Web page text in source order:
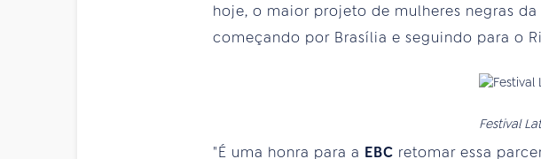
hoje, o maior projeto de mulheres negras
começando por Brasília e seguindo para o
Festival
"É uma honra para a EBC retomar essa